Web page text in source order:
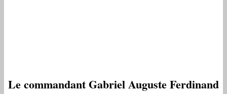
Le commandant Gabriel Auguste Ferdinand